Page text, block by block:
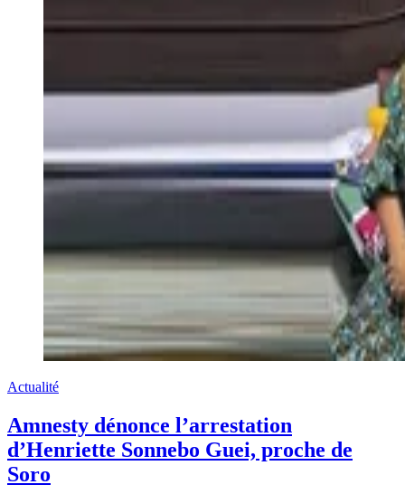
Actualité
Amnesty dénonce l’arrestation
d’Henriette Sonnebo Guei, proche de
Soro